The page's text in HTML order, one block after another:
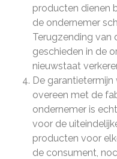
producten dienen
de ondernemer
Terugzending van
geschieden in de
nieuwstaat
De
overeen met de
ondernemer is
voor de
producten voor
de consument,